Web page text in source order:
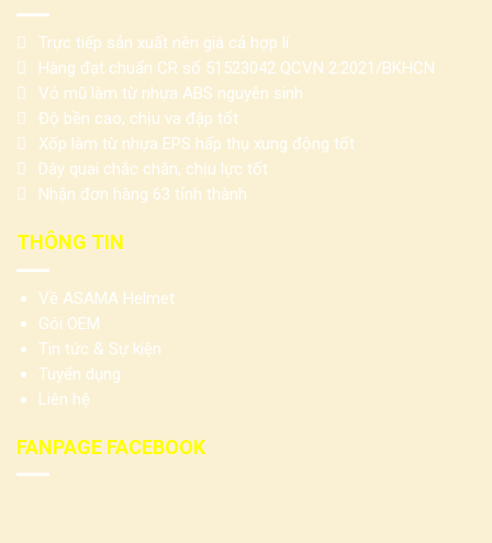
Trực tiếp sản xuất nên giá cả hợp lí
Hàng đạt chuẩn CR số 51523042 QCVN 2:2021/BKHCN
Vỏ mũ làm từ nhựa ABS nguyên sinh
Độ bền cao, chịu va đập tốt
Xốp làm từ nhựa EPS hấp thụ xung động tốt
Dây quai chắc chắn, chịu lực tốt
Nhận đơn hàng 63 tỉnh thành
THÔNG TIN
Về ASAMA Helmet
Gói OEM
Tin tức & Sự kiện
Tuyển dụng
Liên hệ
FANPAGE FACEBOOK